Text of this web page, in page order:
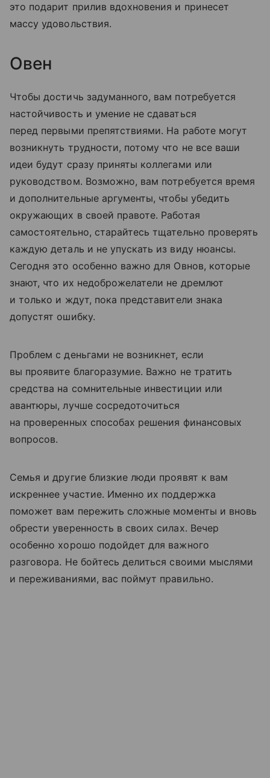
это подарит прилив вдохновения и принесет
массу удовольствия.
Овен
Чтобы достичь задуманного, вам потребуется
настойчивость и умение не сдаваться
перед первыми препятствиями. На работе могут
возникнуть трудности, потому что не все ваши
идеи будут сразу приняты коллегами или
руководством. Возможно, вам потребуется время
и дополнительные аргументы, чтобы убедить
окружающих в своей правоте. Работая
самостоятельно, старайтесь тщательно проверять
каждую деталь и не упускать из виду нюансы.
Сегодня это особенно важно для Овнов, которые
знают, что их недоброжелатели не дремлют
и только и ждут, пока представители знака
допустят ошибку.
Проблем с деньгами не возникнет, если
вы проявите благоразумие. Важно не тратить
средства на сомнительные инвестиции или
авантюры, лучше сосредоточиться
на проверенных способах решения финансовых
вопросов.
Семья и другие близкие люди проявят к вам
искреннее участие. Именно их поддержка
поможет вам пережить сложные моменты и вновь
обрести уверенность в своих силах. Вечер
особенно хорошо подойдет для важного
разговора. Не бойтесь делиться своими мыслями
и переживаниями, вас поймут правильно.